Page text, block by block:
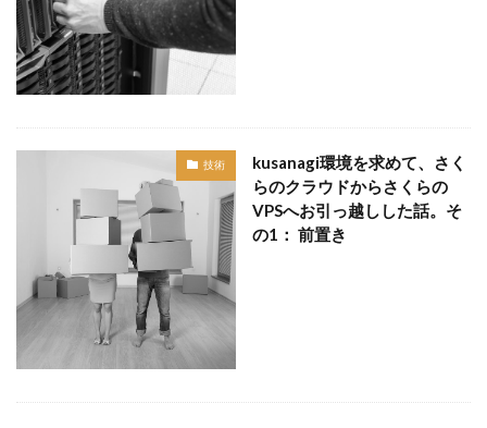
技術
kusanagi環境を求めて、さく
らのクラウドからさくらの
VPSへお引っ越しした話。そ
の1： 前置き